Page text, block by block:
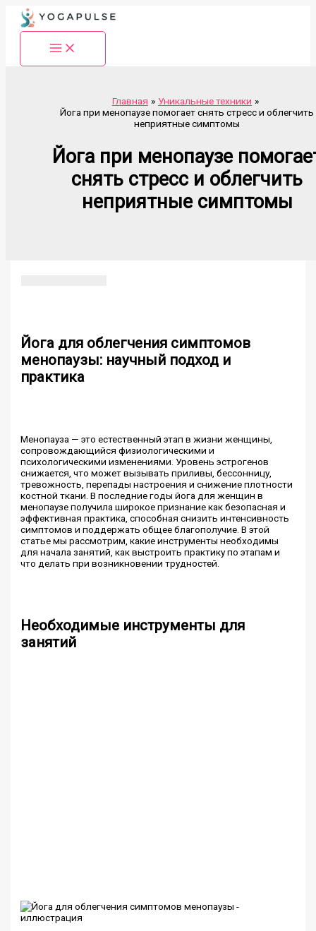
Перейти
содержимому
Главная
Уникальные техники
Йога при менопаузе помогает снять стресс и облегчить
неприятные симптомы
Йога при менопаузе
снять стресс и облегчить
неприятные симптомы
Йога для облегчения симптомов
менопаузы: научный подход и
практика
Менопауза — это естественный этап в жизни женщины,
сопровождающийся физиологическими и
психологическими изменениями. Уровень эстрогенов
снижается, что может вызывать приливы, бессонницу,
тревожность, перепады настроения и снижение плотности
костной ткани. В последние годы йога для женщин в
менопаузе получила широкое признание как безопасная и
эффективная практика, способная снизить интенсивность
симптомов и поддержать общее благополучие. В этой
статье мы рассмотрим, какие инструменты необходимы
для начала занятий, как выстроить практику по этапам и
что делать при возникновении трудностей.
Необходимые инструменты для
занятий